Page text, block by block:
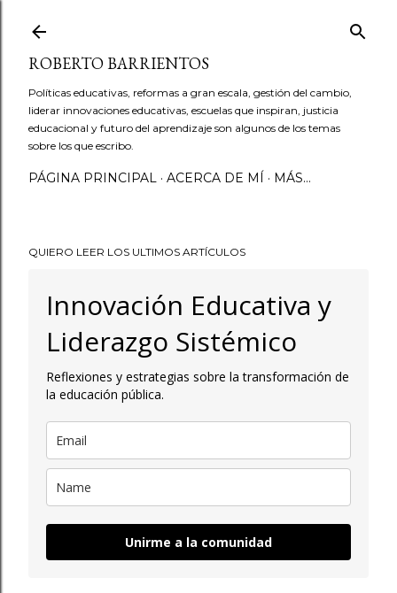
ROBERTO BARRIENTOS
Políticas educativas, reformas a gran escala, gestión del cambio,
liderar innovaciones educativas, escuelas que inspiran, justicia
educacional y futuro del aprendizaje son algunos de los temas
sobre los que escribo.
PÁGINA PRINCIPAL ACERCA DE MÍ MÁS…
QUIERO LEER LOS ULTIMOS ARTÍCULOS
Innovación Educativa y
Liderazgo Sistémico
Reflexiones y estrategias sobre la transformación de
la educación pública.
Unirme a la comunidad